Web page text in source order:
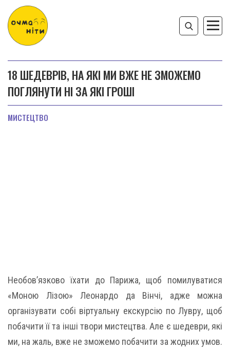
18 ШЕДЕВРІВ, НА ЯКІ МИ ВЖЕ НЕ ЗМОЖЕМО
ПОГЛЯНУТИ НІ ЗА ЯКІ ГРОШІ
МИСТЕЦТВО
Необов’язково їхати до Парижа, щоб помилуватися
«Моною Лізою» Леонардо да Вінчі, адже можна
організувати собі віртуальну екскурсію по Лувру, щоб
побачити її та інші твори мистецтва. Але є шедеври, які
ми, на жаль, вже не зможемо побачити за жодних умов.